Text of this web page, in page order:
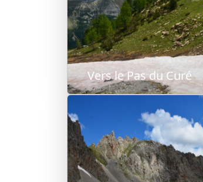
Vers le Pas du Curé